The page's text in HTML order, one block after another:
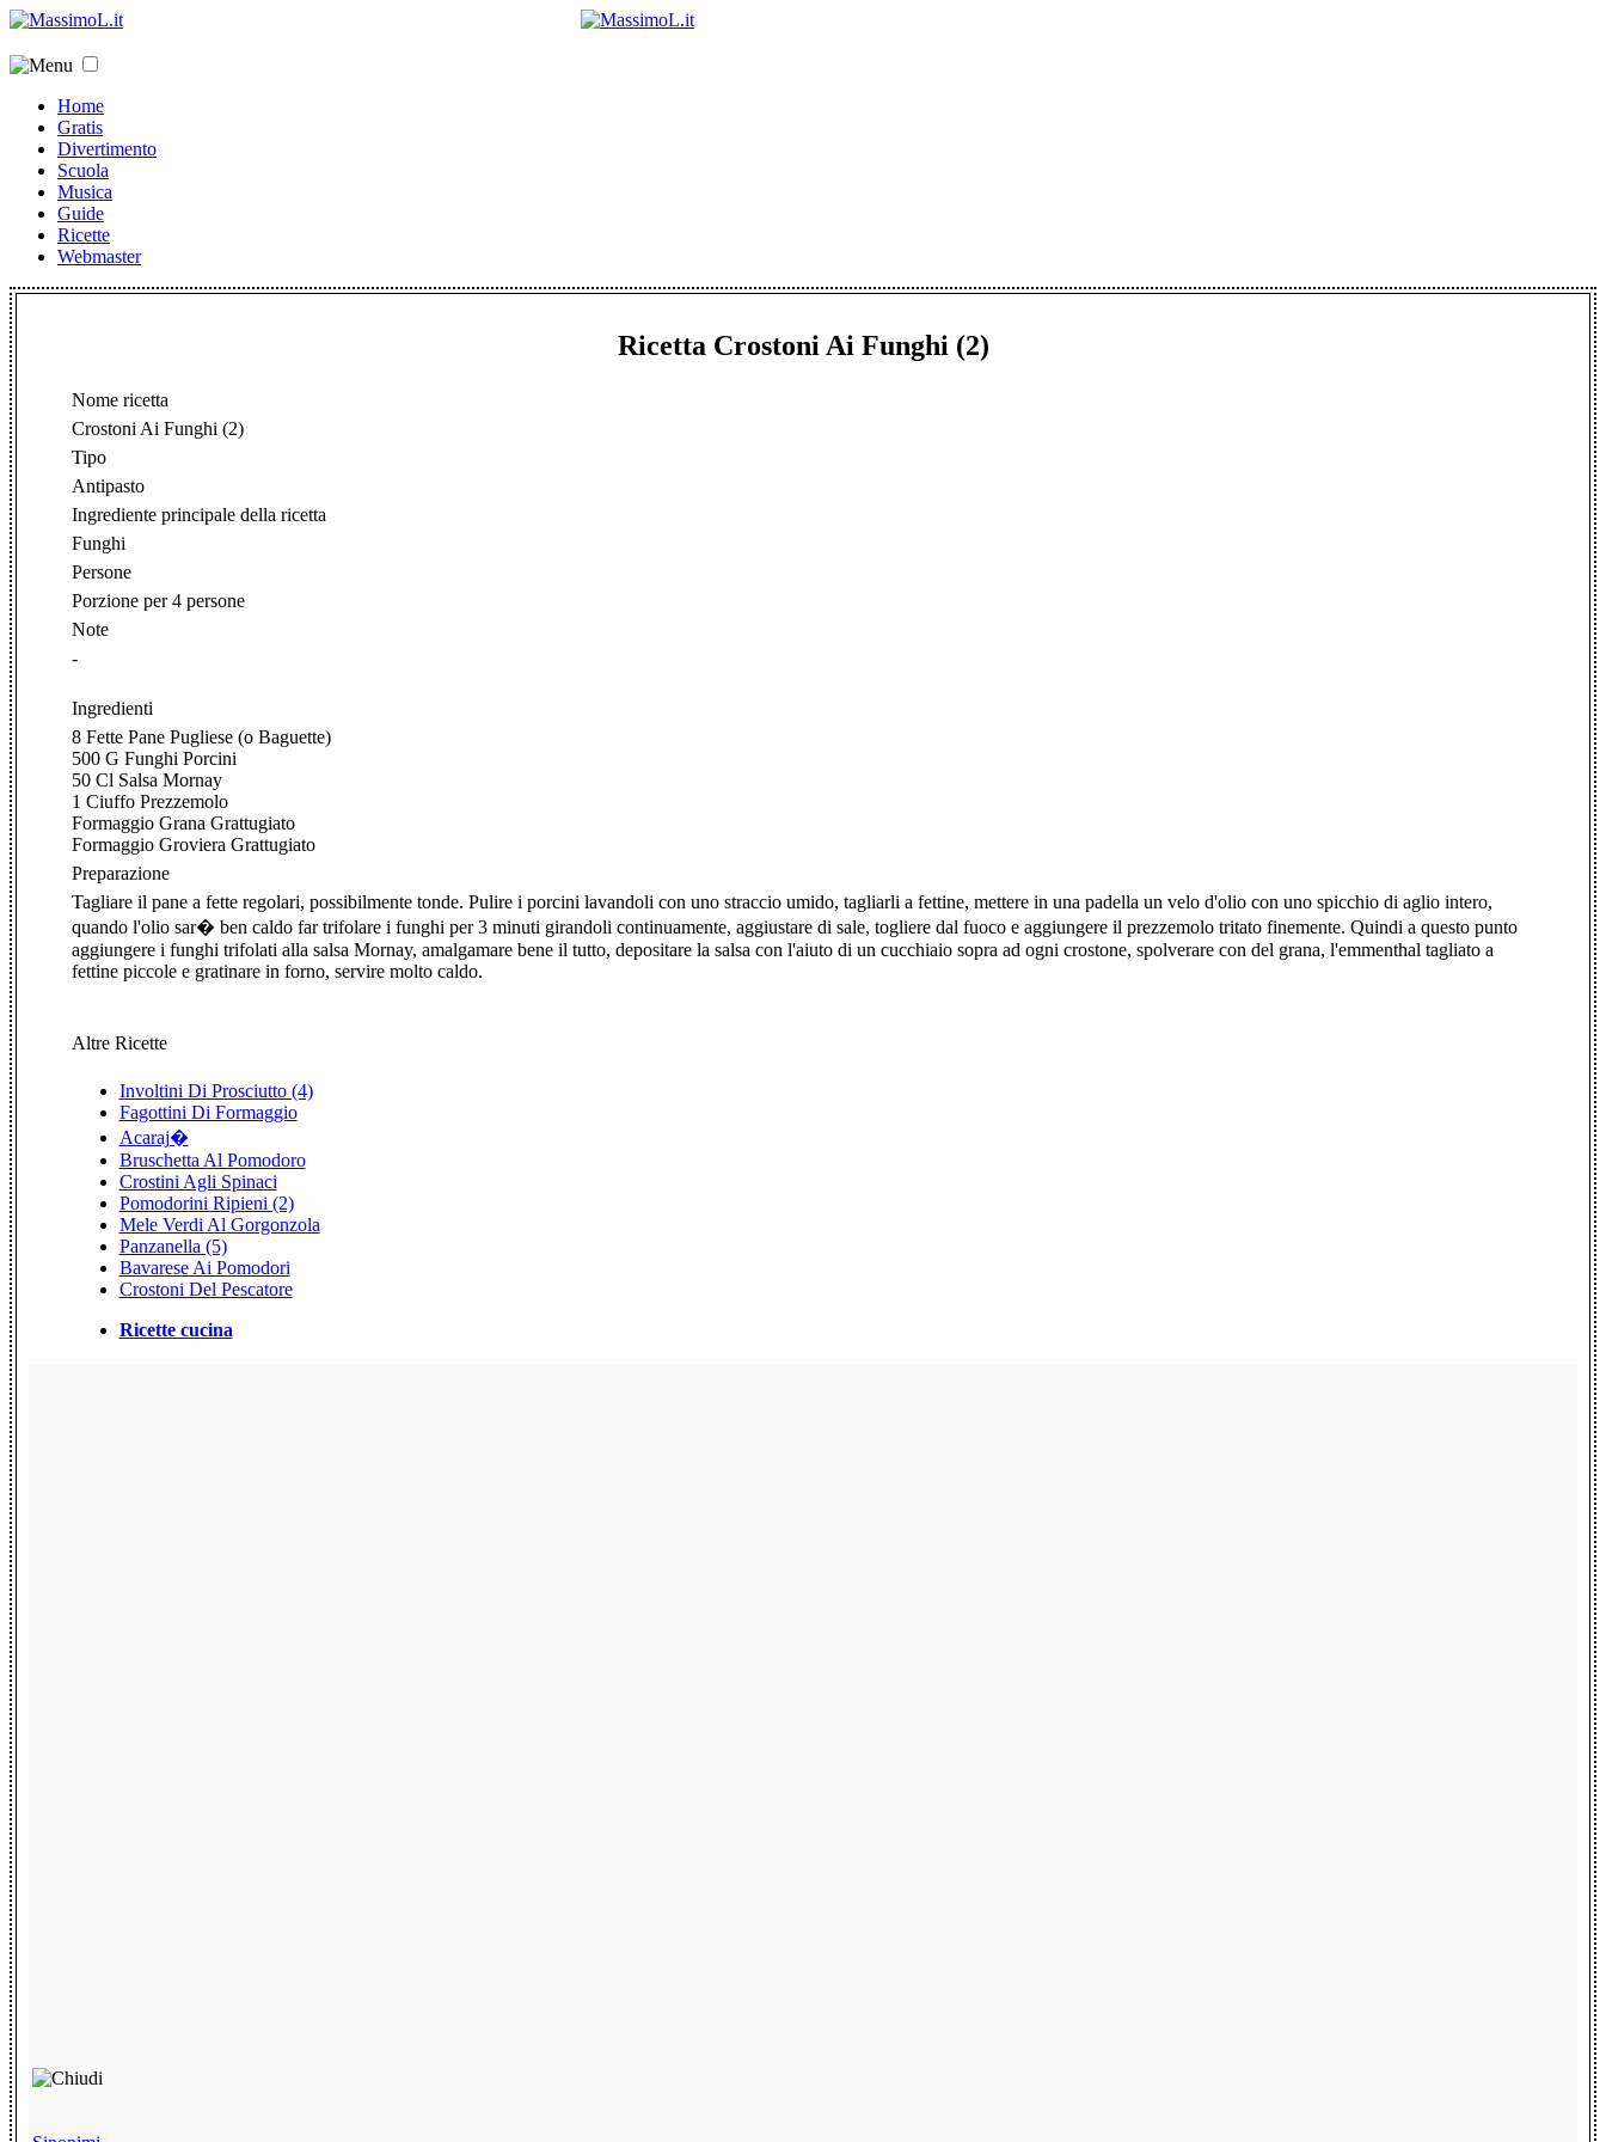
Home
Gratis
Divertimento
Scuola
Musica
Guide
Ricette
Webmaster
Ricetta Crostoni Ai Funghi (2)
Nome ricetta
Crostoni Ai Funghi (2)
Tipo
Antipasto
Ingrediente principale della ricetta
Funghi
Persone
Porzione per 4 persone
Note
-
Ingredienti
8 Fette Pane Pugliese (o Baguette)
500 G Funghi Porcini
50 Cl Salsa Mornay
1 Ciuffo Prezzemolo
Formaggio Grana Grattugiato
Formaggio Groviera Grattugiato
Preparazione
Tagliare il pane a fette regolari, possibilmente tonde. Pulire i porcini lavandoli con uno straccio umido, tagliarli a fettine, mettere in una padella un velo d'olio con uno spicchio di aglio intero,
quando l'olio sar� ben caldo far trifolare i funghi per 3 minuti girandoli continuamente, aggiustare di sale, togliere dal fuoco e aggiungere il prezzemolo tritato finemente. Quindi a questo punto
aggiungere i funghi trifolati alla salsa Mornay, amalgamare bene il tutto, depositare la salsa con l'aiuto di un cucchiaio sopra ad ogni crostone, spolverare con del grana, l'emmenthal tagliato a
fettine piccole e gratinare in forno, servire molto caldo.
Altre Ricette
Involtini Di Prosciutto (4)
Fagottini Di Formaggio
Acaraj�
Bruschetta Al Pomodoro
Crostini Agli Spinaci
Pomodorini Ripieni (2)
Mele Verdi Al Gorgonzola
Panzanella (5)
Bavarese Ai Pomodori
Crostoni Del Pescatore
Ricette cucina